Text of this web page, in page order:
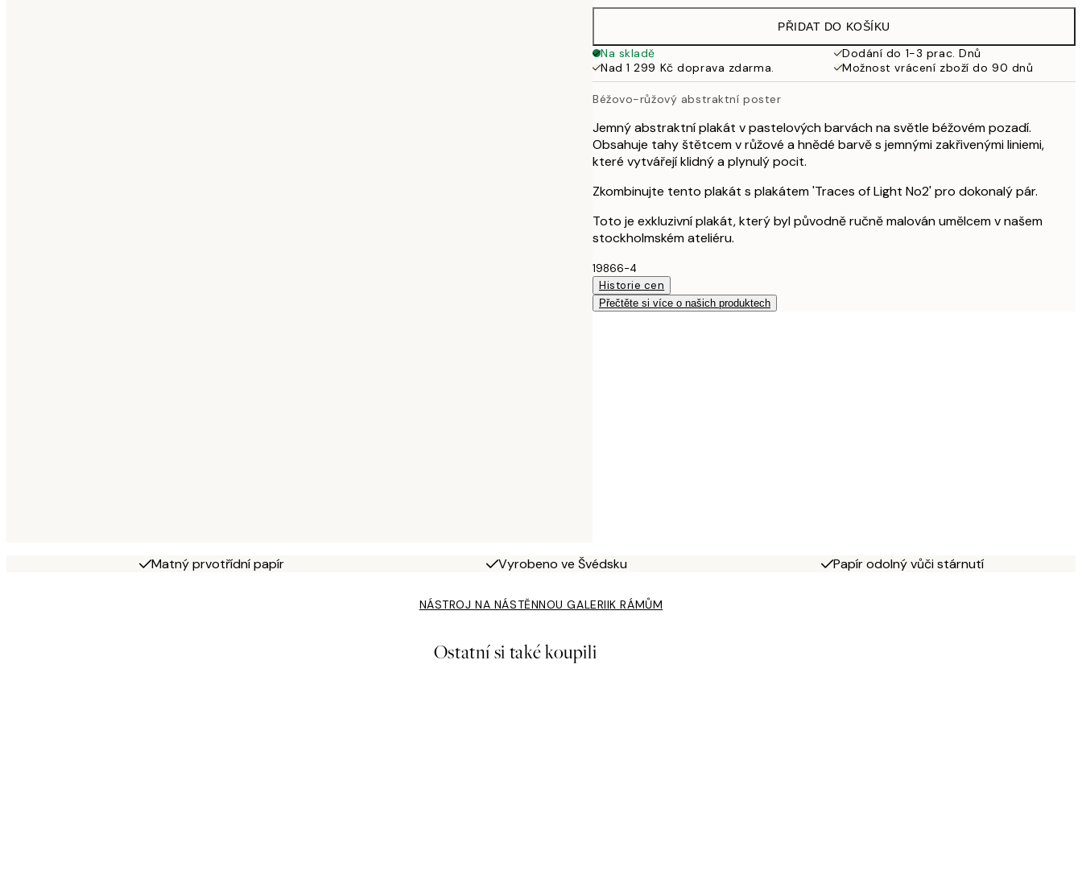
598 Kč
707 Kč
50x50 cm 353,50 Kč
707 Kč
70x100 cm 653,50 Kč
100x150 cm 1 307,50 Kč
PŘIDAT DO KOŠÍKU
Na skladě
Dodání do 1-3 prac. Dnů
Nad 1 299 Kč doprava zdarma.
Možnost vrácení zboží do 90 dnů
Béžovo-růžový abstraktní poster
Jemný abstraktní plakát v pastelových barvách na světle béžovém pozadí.
Obsahuje tahy štětcem v růžové a hnědé barvě s jemnými zakřivenými liniemi,
které vytvářejí klidný a plynulý pocit.
Zkombinujte tento plakát s plakátem 'Traces of Light No2' pro dokonalý pár.
Toto je exkluzivní plakát, který byl původně ručně malován umělcem v našem
stockholmském ateliéru.
19866-4
Historie cen
Přečtěte si více o našich produktech
Matný prvotřídní papír Vyrobeno ve Švédsku Papír odolný vůči stárnutí
NÁSTROJ NA NÁSTĚNNOU GALERIIK RÁMŮM
Ostatní si také koupili